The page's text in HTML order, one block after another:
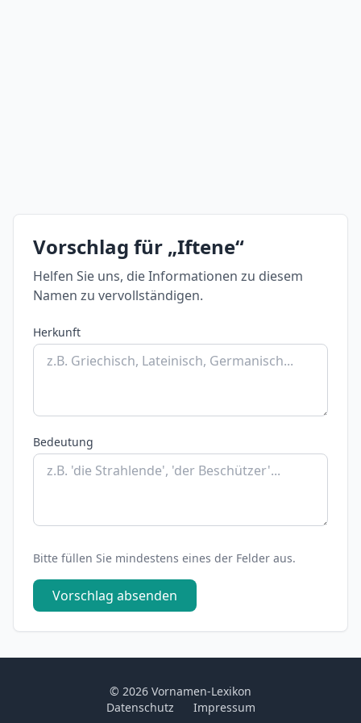
Vorschlag für „Iftene“
Helfen Sie uns, die Informationen zu diesem
Namen zu vervollständigen.
Herkunft
Bedeutung
Bitte füllen Sie mindestens eines der Felder aus.
Vorschlag absenden
© 2026 Vornamen-Lexikon
Datenschutz
Impressum